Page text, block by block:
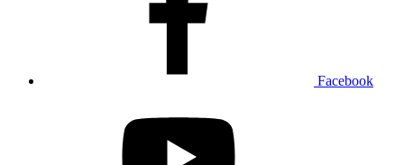
Facebook